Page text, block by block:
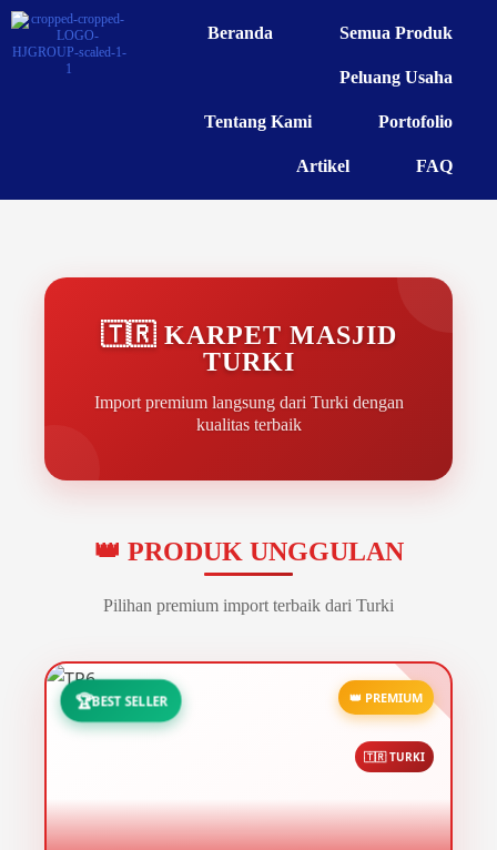
Beranda Semua Produk
Peluang Usaha
Tentang Kami Portofolio
Artikel FAQ
🇹🇷 KARPET MASJID
TURKI
Import premium langsung dari Turki dengan
kualitas terbaik
👑 PRODUK UNGGULAN
Pilihan premium import terbaik dari Turki
🏆BEST SELLER 👑 PREMIUM
🇹🇷 TURKI